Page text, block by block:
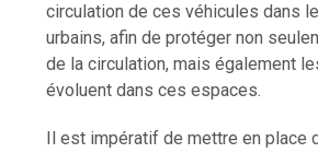
circulation de ces véhicules dans
urbains, afin de protéger non
de la circulation, mais également
évoluent dans ces espaces.
Il est impératif de mettre en place